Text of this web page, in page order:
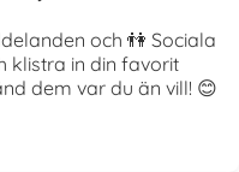
och 👫 Sociala
klistra in din favorit
dem var du än vill! 😊